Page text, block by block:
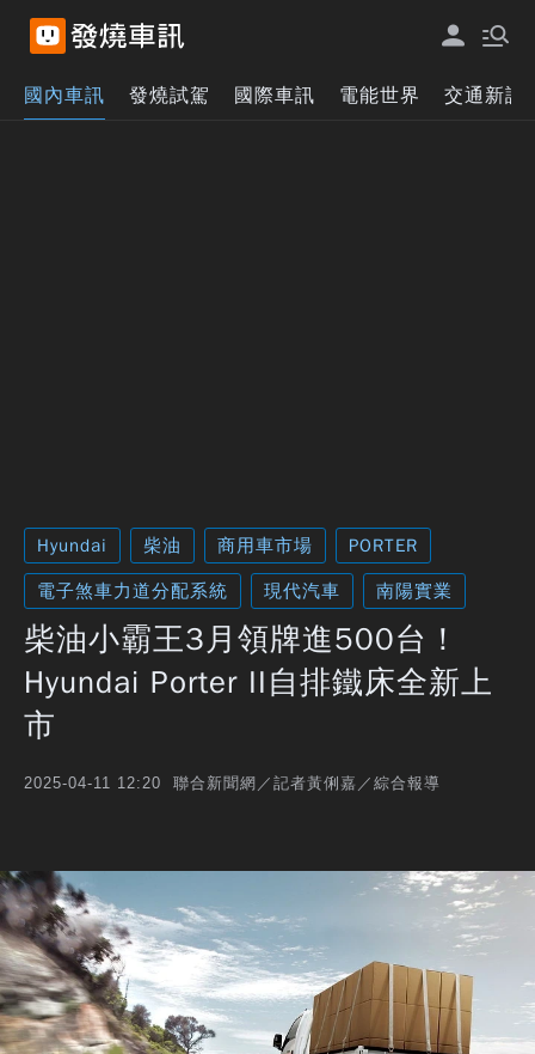
國內車訊 發燒試駕 國際車訊 電能世界 交通新訊
Hyundai 柴油 商用車市場 PORTER
電子煞車力道分配系統 現代汽車 南陽實業
柴油小霸王3月領牌進500台！
Hyundai Porter II自排鐵床全新上
市
2025-04-11 12:20 聯合新聞網／記者黃俐嘉／綜合報導